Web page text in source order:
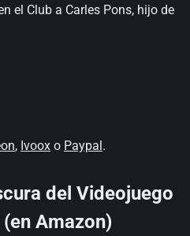
el Club a Carles Pons, hijo de
, Ivoox o Paypal.
del Videojuego
Amazon)